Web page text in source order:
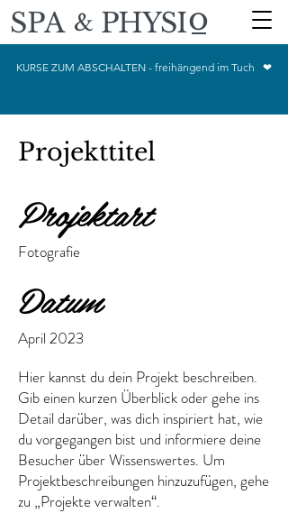
SPAPHYSIo
&
KURSE ZUM ABSCHALTEN - freihängend im Tuch ❤
Projekttitel
Projektart
Fotografie
Datum
April 2023
Hier kannst du dein Projekt beschreiben.
Gib einen kurzen Überblick oder gehe ins
Detail darüber, was dich inspiriert hat, wie
du vorgegangen bist und informiere deine
Besucher über Wissenswertes. Um
Projektbeschreibungen hinzuzufügen, gehe
zu „Projekte verwalten“.